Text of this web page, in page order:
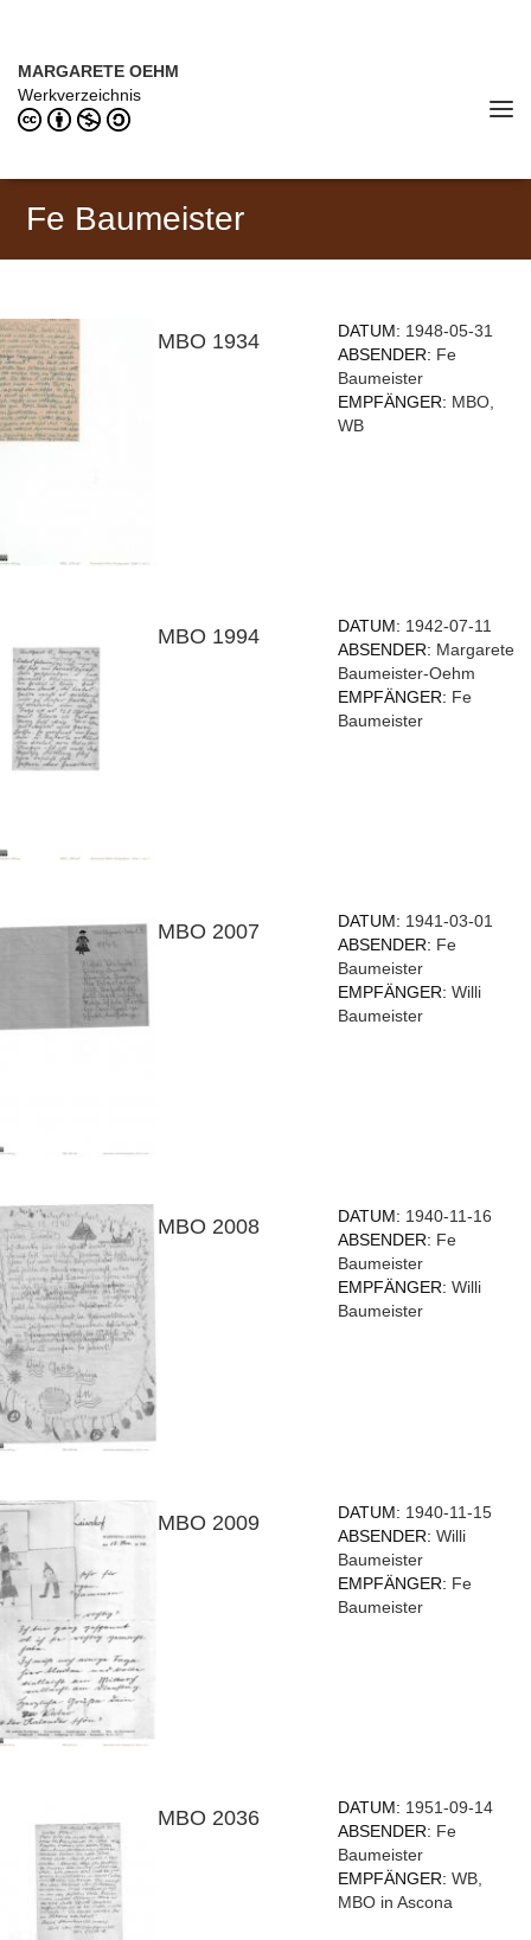
MARGARETE OEHM
Werkverzeichnis
Fe Baumeister
MBO 1934 DATUM: 1948-05-31
ABSENDER: Fe
Baumeister
EMPFÄNGER: MBO,
WB
MBO 1994 DATUM: 1942-07-11
ABSENDER: Margarete
Baumeister-Oehm
EMPFÄNGER: Fe
Baumeister
MBO 2007 DATUM: 1941-03-01
ABSENDER: Fe
Baumeister
EMPFÄNGER:Willi
Baumeister
MBO 2008 DATUM: 1940-11-16
ABSENDER: Fe
Baumeister
EMPFÄNGER:Willi
Baumeister
MBO 2009 DATUM: 1940-11-15
ABSENDER:Willi
Baumeister
EMPFÄNGER: Fe
Baumeister
MBO 2036 DATUM: 1951-09-14
ABSENDER: Fe
Baumeister
EMPFÄNGER:WB,
MBO in Ascona